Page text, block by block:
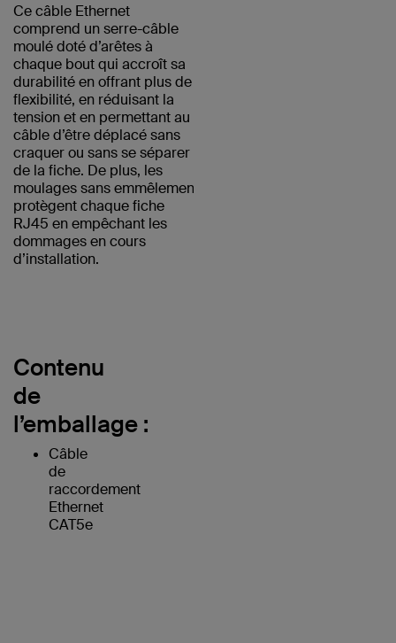
Ce câble Ethernet
comprend un serre-câble
moulé doté d’arêtes à
chaque bout qui accroît sa
durabilité en offrant plus de
flexibilité, en réduisant la
tension et en permettant au
câble d’être déplacé sans
craquer ou sans se séparer
de la fiche. De plus, les
moulages sans emmêlement
protègent chaque fiche
RJ45 en empêchant les
dommages en cours
d’installation.
Contenu
de
l’emballage :
Câble
de
raccordement
Ethernet
CAT5e